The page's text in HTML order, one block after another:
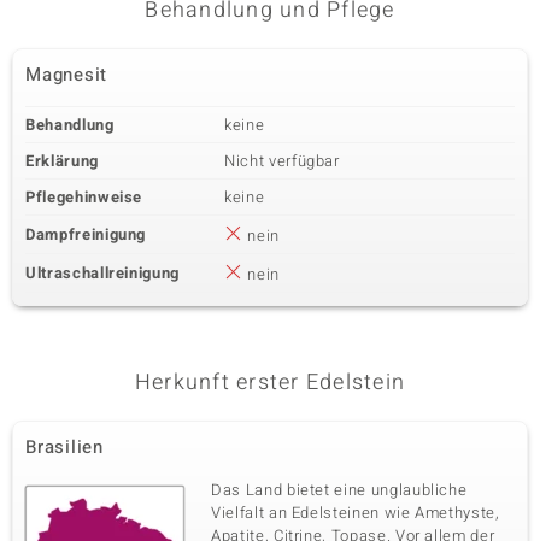
Behandlung und Pflege
Magnesit
Behandlung
keine
Erklärung
Nicht verfügbar
Pflegehinweise
keine
Dampfreinigung
nein
Ultraschallreinigung
nein
Herkunft erster Edelstein
Brasilien
Das Land bietet eine unglaubliche
Vielfalt an Edelsteinen wie Amethyste,
Apatite, Citrine, Topase. Vor allem der